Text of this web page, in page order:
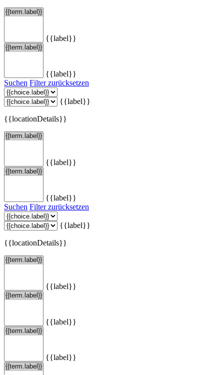
{{label}}
{{label}}
Suchen Filter zurücksetzen
{{label}}
{{locationDetails}}
{{label}}
{{label}}
Suchen Filter zurücksetzen
{{label}}
{{locationDetails}}
{{label}}
{{label}}
{{label}}